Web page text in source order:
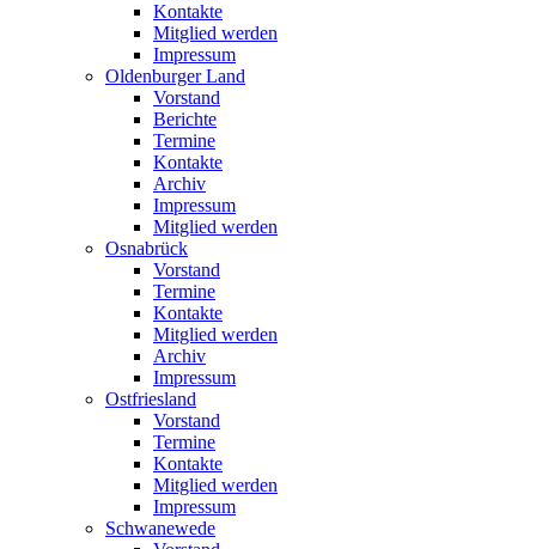
Kontakte
Mitglied werden
Impressum
Oldenburger Land
Vorstand
Berichte
Termine
Kontakte
Archiv
Impressum
Mitglied werden
Osnabrück
Vorstand
Termine
Kontakte
Mitglied werden
Archiv
Impressum
Ostfriesland
Vorstand
Termine
Kontakte
Mitglied werden
Impressum
Schwanewede